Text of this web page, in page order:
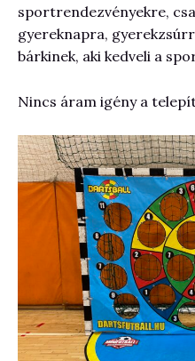
sportrendezvényekre,
gyereknapra,
bárkinek, aki kedveli a
Nincs áram igény a